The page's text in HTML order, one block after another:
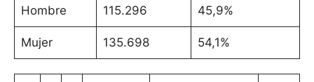
Hombre 115.296 45,9%
Mujer 135.698 54,1%